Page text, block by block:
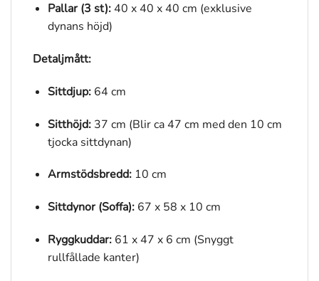
Pallar (3 st):40 x 40 x 40 cm (exklusive
dynans höjd)
Detaljmått:
Sittdjup:64 cm
Sitthöjd:37 cm (Blir ca 47 cm med den 10 cm
tjocka sittdynan)
Armstödsbredd:10 cm
Sittdynor (Soffa):67 x 58 x 10 cm
Ryggkuddar:61 x 47 x 6 cm (Snyggt
rullfållade kanter)